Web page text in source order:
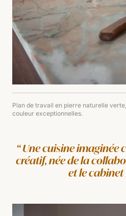
Plan de travail en pierre naturelle
couleur exceptionnelles.
Une cuisine imaginée
créatif, née de la
et le cabinet